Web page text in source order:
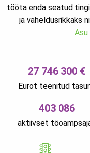
tööta enda seatud
ja vaheldusrikkaks
27 746 300 €
Eurot teenitud
403 086
aktiivset